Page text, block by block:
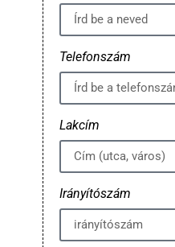
Telefonszám
Lakcím
Irányítószám